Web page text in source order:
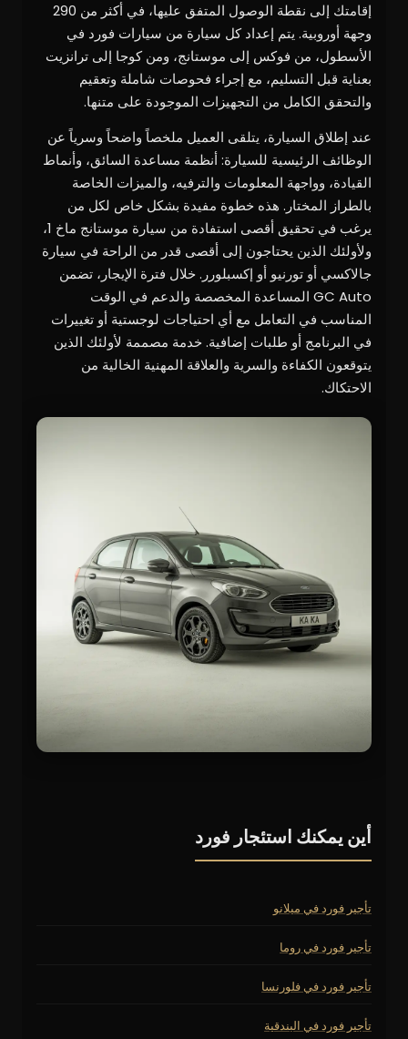
إقامتك إلى نقطة الوصول المتفق عليها، في أكثر من 290
وجهة أوروبية. يتم إعداد كل سيارة من سيارات فورد في
الأسطول، من فوكس إلى موستانج، ومن كوجا إلى ترانزيت
بعناية قبل التسليم، مع إجراء فحوصات شاملة وتعقيم
والتحقق الكامل من التجهيزات الموجودة على متنها.
عند إطلاق السيارة، يتلقى العميل ملخصاً واضحاً وسرياً عن
الوظائف الرئيسية للسيارة: أنظمة مساعدة السائق، وأنماط
القيادة، وواجهة المعلومات والترفيه، والميزات الخاصة
بالطراز المختار. هذه خطوة مفيدة بشكل خاص لكل من
يرغب في تحقيق أقصى استفادة من سيارة موستانج ماخ 1،
ولأولئك الذين يحتاجون إلى أقصى قدر من الراحة في سيارة
جالاكسي أو تورنيو أو إكسبلورر. خلال فترة الإيجار، تضمن
GC Auto المساعدة المخصصة والدعم في الوقت
المناسب في التعامل مع أي احتياجات لوجستية أو تغييرات
في البرنامج أو طلبات إضافية. خدمة مصممة لأولئك الذين
يتوقعون الكفاءة والسرية والعلاقة المهنية الخالية من
الاحتكاك.
أين يمكنك استئجار فورد
تأجير فورد في ميلانو
تأجير فورد في روما
تأجير فورد في فلورنسا
تأجير فورد في البندقية